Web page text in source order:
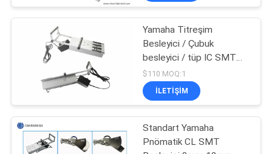
Yerleştirme
Makinesi
PCB Montaj Hattı
Yamaha Titreşim
Besleyici / Çubuk
besleyici / tüp IC SMT
CHMT761P6 için tüp
besleyici
$110 MOQ:1
İLETIŞIM
Standart Yamaha
Pnömatik CL SMT